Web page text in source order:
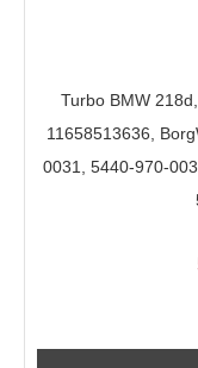
Turbo BMW
11658513636,
0031, 5440-970-